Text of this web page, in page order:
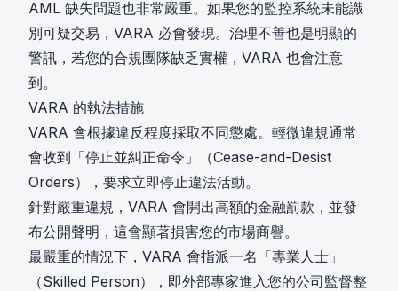
AML 缺失問題也非常嚴重。如果您的監控系統未能識
別可疑交易，VARA 必會發現。治理不善也是明顯的
警訊，若您的合規團隊缺乏實權，VARA 也會注意
到。
VARA 的執法措施
VARA 會根據違反程度採取不同懲處。輕微違規通常
會收到「停止並糾正命令」（Cease-and-Desist
Orders），要求立即停止違法活動。
針對嚴重違規，VARA 會開出高額的金融罰款，並發
布公開聲明，這會顯著損害您的市場商譽。
最嚴重的情況下，VARA 會指派一名「專業人士」
（Skilled Person），即外部專家進入您的公司監督整